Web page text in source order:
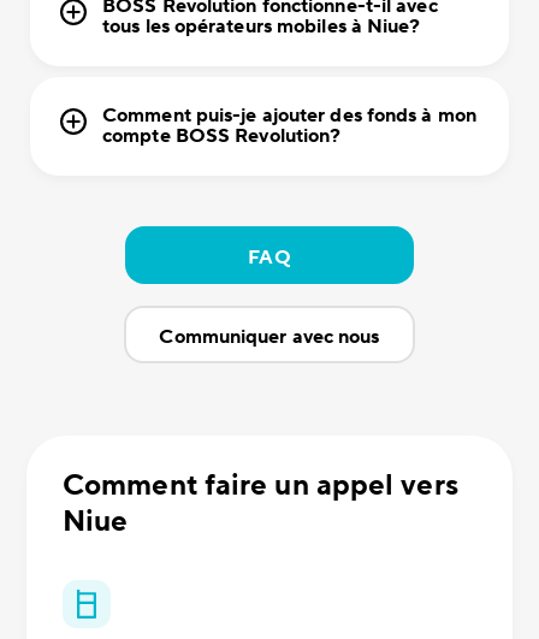
BOSS Revolution fonctionne-t-il avec
tous les opérateurs mobiles à Niue?
Comment puis-je ajouter des fonds à mon
compte BOSS Revolution?
FAQ
Communiquer avec nous
Comment faire un appel vers
Niue